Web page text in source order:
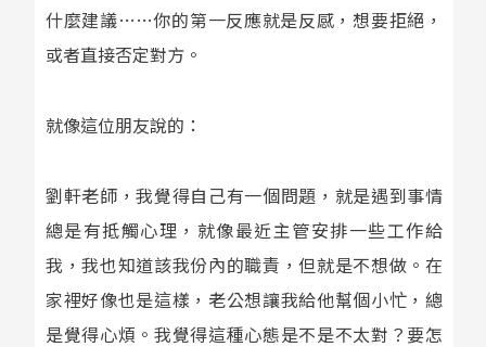
什麼建議……你的第一反應就是反感，想要拒絕，
或者直接否定對方。
就像這位朋友說的：
劉軒老師，我覺得自己有一個問題，就是遇到事情
總是有抵觸心理，就像最近主管安排一些工作給
我，我也知道該我份內的職責，但就是不想做。在
家裡好像也是這樣，老公想讓我給他幫個小忙，總
是覺得心煩。我覺得這種心態是不是不太對？要怎